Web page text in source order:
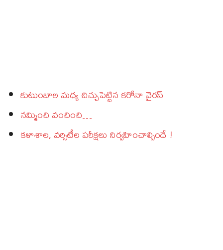
కుటుంబాల మధ్య చిచ్చుపెట్టిన కరోనా వైరస్‌
నమ్మించి వంచించి…
కళాశాల, వర్సిటీల పరీక్షలు నిర్వహించాల్సిందే !